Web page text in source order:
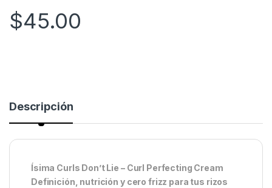
$45.00
Descripción
Ísima Curls Don’t Lie – Curl Perfecting Cream
Definición, nutrición y cero frizz para tus rizos